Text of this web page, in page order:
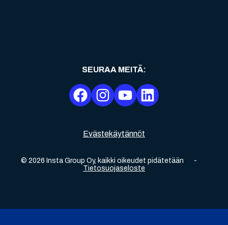
Evästekäytännöt
© 2026 Insta Group Oy, kaikki oikeudet pidätetään
-
Tietosuojaseloste
SEURAA MEITÄ: